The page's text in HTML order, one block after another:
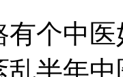
有个中
乱半年